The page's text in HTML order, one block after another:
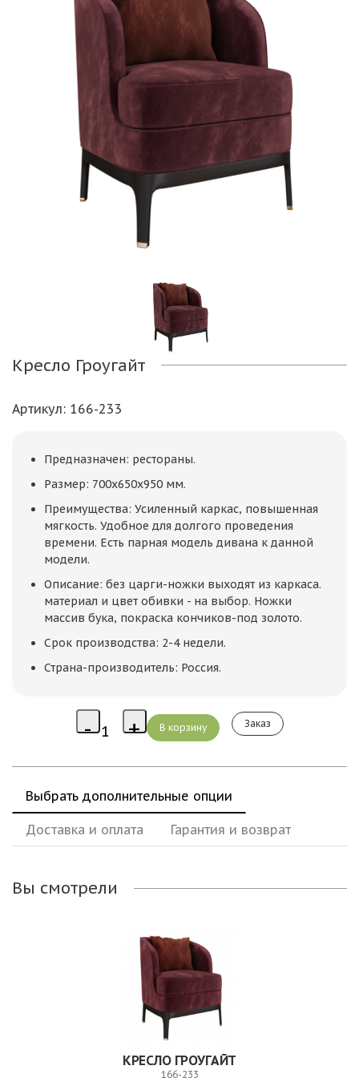
Кресло Гроугайт
Артикул: 166-233
Предназначен: рестораны.
Размер: 700х650х950 мм.
Преимущества: Усиленный каркас, повышенная
мягкость. Удобное для долгого проведения
времени. Есть парная модель дивана к данной
модели.
Описание: без царги-ножки выходят из каркаса.
материал и цвет обивки - на выбор. Ножки
массив бука, покраска кончиков-под золото.
Срок производства: 2-4 недели.
Страна-производитель: Россия.
Заказ
Выбрать дополнительные опции
Доставка и оплата Гарантия и возврат
Вы смотрели
КРЕСЛО ГРОУГАЙТ
166-233